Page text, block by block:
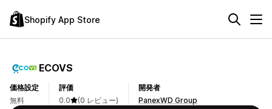
Shopify App Store
ECOVS
価格設定
無料
評価
0.0
(0 レビュー)
開発者
PanexWD Group